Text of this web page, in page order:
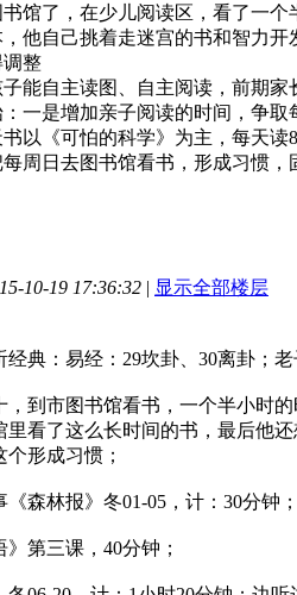
馆了，在少儿阅读区，看了一个
他自己挑着走迷宫的书和智力
调整
能自主读图、自主阅读，前期家
一是增加亲子阅读的时间，争取
怕的科学》为主，每天读8页
去图书馆看书，形成习惯，固
10-19 17:36:32 | 显示全部楼层
典：易经：29坎卦、30离卦；
，到市图书馆看书，一个半小时
里看了这么长时间的书，最后他
形成习惯；
森林报》冬01-05，计：30分钟；
第三课，40分钟；